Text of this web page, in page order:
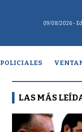
09/08/2026 -
POLICIALES
LAS MÁS